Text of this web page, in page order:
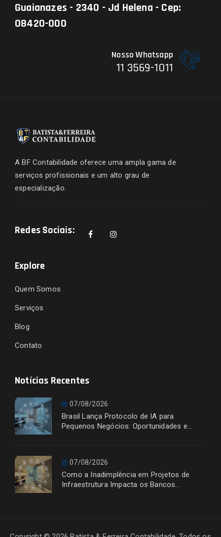
Guaianazes - 2340 - Jd Helena - Cep:
08420-000
Nosso Whatsapp
11 3569-1011
A BF Contabilidade oferece uma ampla gama de
serviços profissionais e um alto grau de
especialização.
Redes Sociais:
Explore
Quem Somos
Serviços
Blog
Contato
Notícias Recentes
07/08/2026
Brasil Lança Protocolo de IA para
Pequenos Negócios: Oportunidades e
07/08/2026
Como a Inadimplência em Projetos de
Infraestrutura Impacta os Bancos